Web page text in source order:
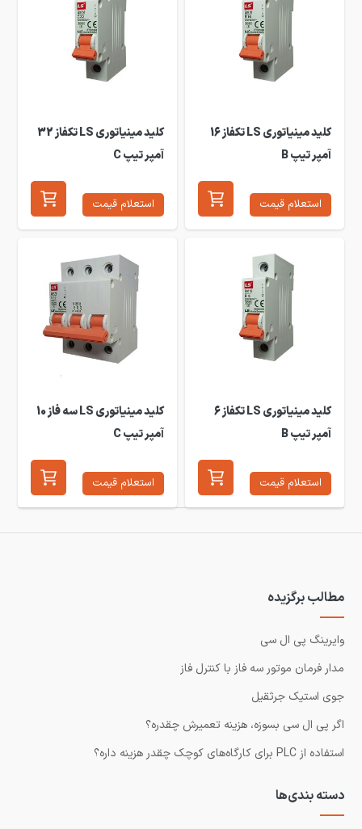
کلید مینیاتوری LS تکفاز 16
آمپر تیپ B
استعلام قیمت
کلید مینیاتوری LS تکفاز 32
آمپر تیپ C
استعلام قیمت
کلید مینیاتوری LS تکفاز 6
آمپر تیپ B
استعلام قیمت
کلید مینیاتوری LS سه فاز 10
آمپر تیپ C
استعلام قیمت
مطالب برگزیده
وایرینگ پی ال سی
مدار فرمان موتور سه فاز با کنترل فاز
جوی استیک جرثقیل
اگر پی ال سی بسوزه، هزینه تعمیرش چقدره؟
استفاده از PLC برای کارگاه‌های کوچک چقدر هزینه داره؟
دسته بندی‌ها